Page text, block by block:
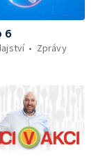
další vysílání —
folklórní
sacharidů:
a luštěniny —
se zvířátky —
2026 —
tipy —
— Práce
6
Zprávy